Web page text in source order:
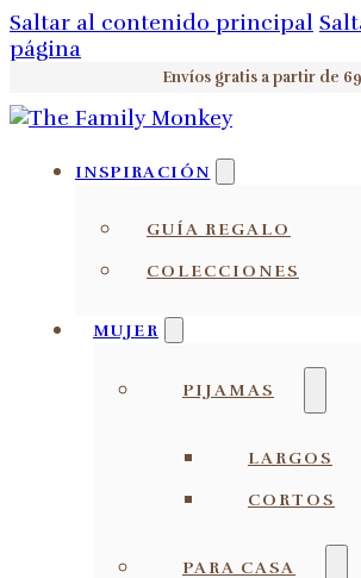
Saltar al contenido principal
página
Envíos gratis a partir de
INSPIRACIÓN
GUÍA REGALO
COLECCIONES
MUJER
PIJAMAS
LARGOS
CORTOS
PARA CASA